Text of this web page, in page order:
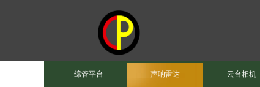
综管平台 声呐雷达 云台相机